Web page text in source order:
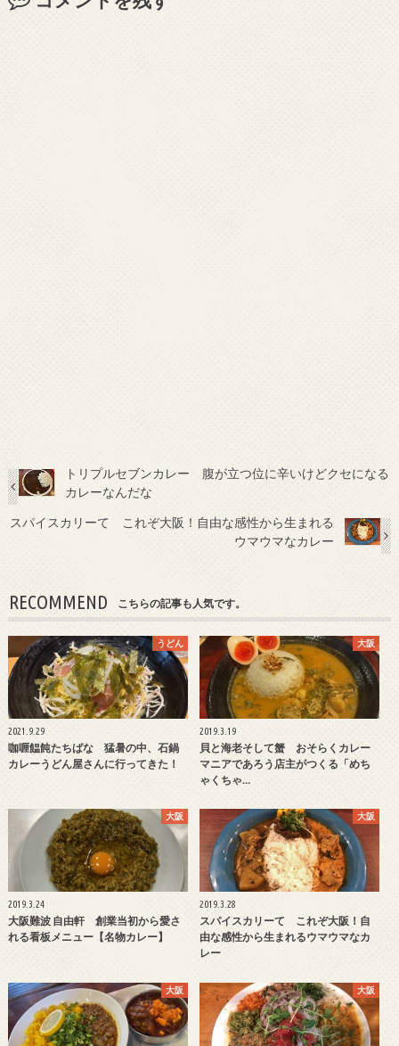
トリプルセブンカレー 腹が立つ位に辛いけどクセになる
カレーなんだな
スパイスカリーて これぞ大阪！自由な感性から生まれる
ウマウマなカレー
RECOMMEND こちらの記事も人気です。
うどん
2021.9.29
咖喱饂飩たちばな 猛暑の中、石鍋
カレーうどん屋さんに行ってきた！
大阪
2019.3.19
貝と海老そして蟹 おそらくカレー
マニアであろう店主がつくる「めち
ゃくちゃ…
大阪
2019.3.24
大阪難波 自由軒 創業当初から愛さ
れる看板メニュー【名物カレー】
大阪
2019.3.28
スパイスカリーて これぞ大阪！自
由な感性から生まれるウマウマなカ
レー
大阪 大阪